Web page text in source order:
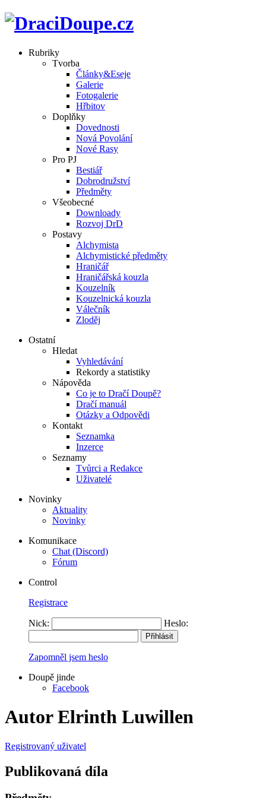
Rubriky
Tvorba
Články&Eseje
Galerie
Fotogalerie
Hřbitov
Doplňky
Dovednosti
Nová Povolání
Nové Rasy
Pro PJ
Bestiář
Dobrodružství
Předměty
Všeobecné
Downloady
Rozvoj DrD
Postavy
Alchymista
Alchymistické předměty
Hraničář
Hraničářská kouzla
Kouzelník
Kouzelnická kouzla
Válečník
Zloděj
Ostatní
Hledat
Vyhledávání
Rekordy a statistiky
Nápověda
Co je to Dračí Doupě?
Dračí manuál
Otázky a Odpovědi
Kontakt
Seznamka
Inzerce
Seznamy
Tvůrci a Redakce
Uživatelé
Novinky
Aktuality
Novinky
Komunikace
Chat (Discord)
Fórum
Control
Registrace
Nick: Heslo:
Zapomněl jsem heslo
Doupě jinde
Facebook
Autor Elrinth Luwillen
Registrovaný uživatel
Publikovaná díla